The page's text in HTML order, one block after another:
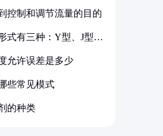
控制和调节流量的目的
式有三种：Y型、J型、
允许误差是多少
些常见模式
的种类